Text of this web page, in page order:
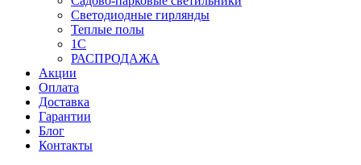
Светодиодные гирлянды
Теплые полы
1С
РАСПРОДАЖА
Акции
Оплата
Доставка
Гарантии
Блог
Контакты